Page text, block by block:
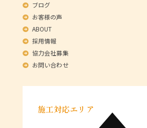
ブログ
お客様の声
ABOUT
採用情報
協力会社募集
お問い合わせ
施工対応エリア